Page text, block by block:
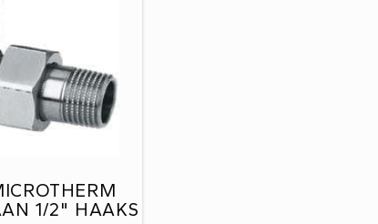
1/2" HAAKS